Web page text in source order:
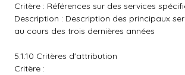
Critère : Références sur des services
Description : Description des principaux
au cours des trois dernières années
5.1.10 Critères d'attribution
Critère :